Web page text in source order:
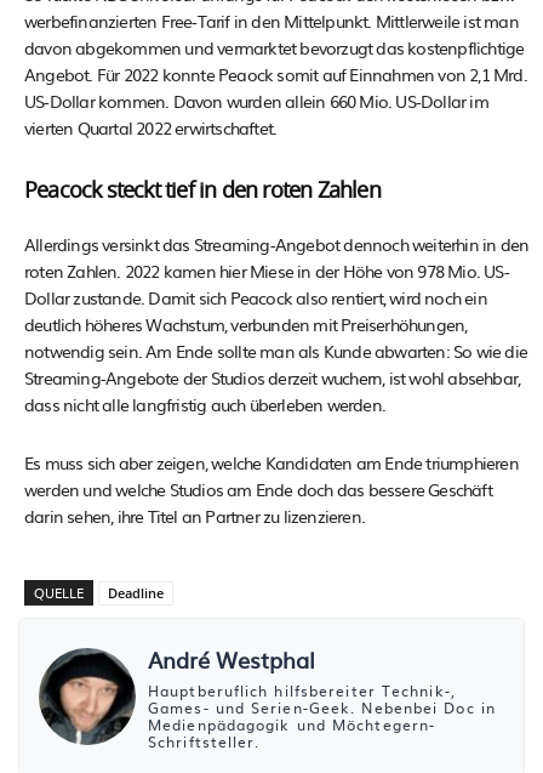
werbefinanzierten Free-Tarif in den Mittelpunkt. Mittlerweile ist man
davon abgekommen und vermarktet bevorzugt das kostenpflichtige
Angebot. Für 2022 konnte Peaock somit auf Einnahmen von 2,1 Mrd.
US-Dollar kommen. Davon wurden allein 660 Mio. US-Dollar im
vierten Quartal 2022 erwirtschaftet.
Peacock steckt tief in den roten Zahlen
Allerdings versinkt das Streaming-Angebot dennoch weiterhin in den
roten Zahlen. 2022 kamen hier Miese in der Höhe von 978 Mio. US-
Dollar zustande. Damit sich Peacock also rentiert, wird noch ein
deutlich höheres Wachstum, verbunden mit Preiserhöhungen,
notwendig sein. Am Ende sollte man als Kunde abwarten: So wie die
Streaming-Angebote der Studios derzeit wuchern, ist wohl absehbar,
dass nicht alle langfristig auch überleben werden.
Es muss sich aber zeigen, welche Kandidaten am Ende triumphieren
werden und welche Studios am Ende doch das bessere Geschäft
darin sehen, ihre Titel an Partner zu lizenzieren.
QUELLE Deadline
André Westphal
Hauptberuflich hilfsbereiter Technik-,
Games- und Serien-Geek. Nebenbei Doc in
Medienpädagogik und Möchtegern-
Schriftsteller.